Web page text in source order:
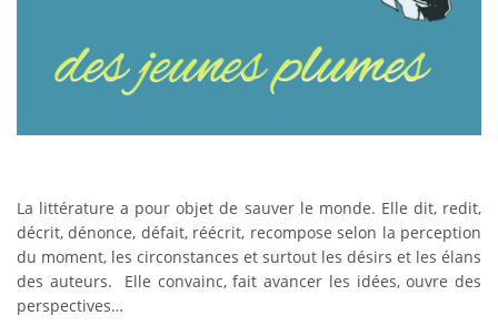
La littérature a pour objet de sauver le monde. Elle dit, redit,
décrit, dénonce, défait, réécrit, recompose selon la perception
du moment, les circonstances et surtout les désirs et les élans
des auteurs. Elle convainc, fait avancer les idées, ouvre des
perspectives…